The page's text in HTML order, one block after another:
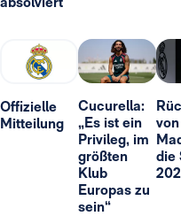
Offizielle
Mitteilung
Cucurella:
„Es ist ein
Privileg, im
größten
Klub
Europas zu
sein“
die